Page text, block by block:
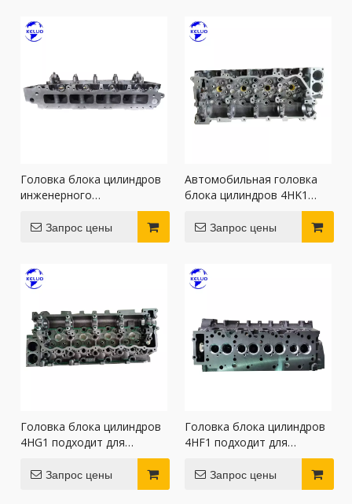
Головка блока цилиндров
инженерного
подходит для двигателей
Запрос цены
Автомобильная головка
блока цилиндров 4HK1
подходит для двигателей
IsuzuЗапрос цены
Головка блока цилиндров
4HG1 подходит для
Запрос цены
Головка блока цилиндров
4HF1 подходит для
Запрос цены